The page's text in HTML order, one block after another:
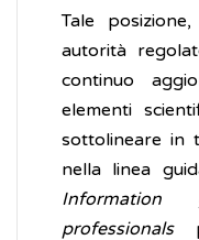
Tale
autorità
continuo
elementi
sottolineare in
nella linea
professionals